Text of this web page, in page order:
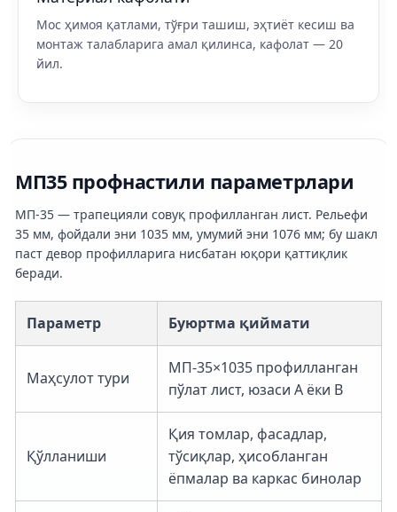
Мос ҳимоя қатлами, тўғри ташиш, эҳтиёт кесиш ва
монтаж талабларига амал қилинса, кафолат — 20
йил.
МП35 профнастили параметрлари
МП-35 — трапецияли совуқ профилланган лист. Рельефи
35 мм, фойдали эни 1035 мм, умумий эни 1076 мм; бу шакл
паст девор профилларига нисбатан юқори қаттиқлик
беради.
Параметр Буюртма қиймати
Маҳсулот тури
МП-35×1035 профилланган
пўлат лист, юзаси A ёки B
Қўлланиши
Қия томлар, фасадлар,
тўсиқлар, ҳисобланган
ёпмалар ва каркас бинолар